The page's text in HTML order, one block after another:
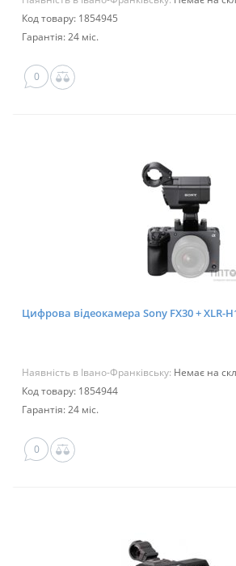
Код товару: 1854945
Гарантія: 24 міс.
0
Цифрова відеокамера Sony FX30 + XLR-
Наявність в Івано-Франківську: Немає на
Код товару: 1854944
Гарантія: 24 міс.
0